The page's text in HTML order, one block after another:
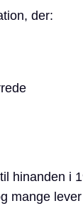
der:
hinanden i
mange